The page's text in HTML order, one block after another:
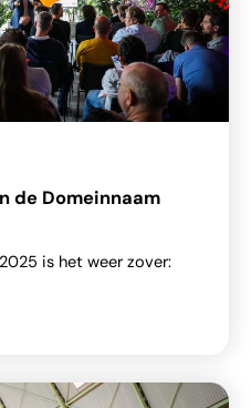
de Domeinnaam
is het weer zover: